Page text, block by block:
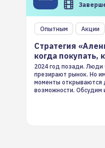
Опытным Акции
Стратегия
когда покупать,
2024 год позади. Люди
презирают рынок. Но
моменты открываются
возможности. Обсудим